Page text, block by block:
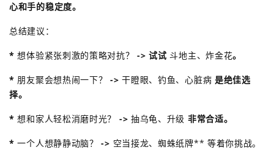
心和手的稳定度。
总结建议：
*想体验紧张刺激的策略对抗？ -> 试试斗地主、炸金花。
* 朋友聚会想热闹一下？ ->干瞪眼、钓鱼、心脏病 是绝佳选
择。
*想和家人轻松消磨时光？ -> 抽乌龟、升级 非常合适。
*一个人想静静动脑？ -> 空当接龙、蜘蛛纸牌** 等着你挑战。